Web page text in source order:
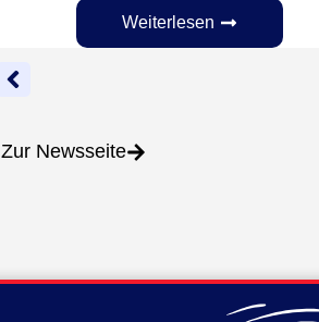
Weiterlesen
Zur Newsseite